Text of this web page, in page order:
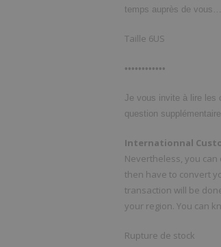
temps auprès de vous…
Taille 6US
••••••••••••
Je vous invite à lire les
question
Internationnal
Nevertheless, you
then have to convert
transaction will be
your region. You can
Rupture de stock